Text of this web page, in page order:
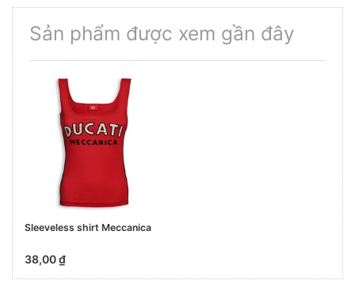
Sản phẩm được xem gần đây
Sleeveless shirt Meccanica
38,00 ₫